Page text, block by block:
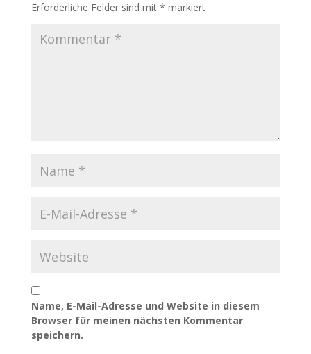
Erforderliche Felder sind mit * markiert
Name, E-Mail-Adresse und Website in diesem
Browser für meinen nächsten Kommentar
speichern.